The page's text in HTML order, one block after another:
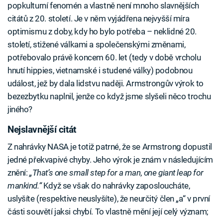
popkulturní fenomén a vlastně není mnoho slavnějších
citátů z 20. století. Je v něm vyjádřena nejvyšší míra
optimismu z doby, kdy ho bylo potřeba – neklidné 20.
století, stižené válkami a společenskými změnami,
potřebovalo právě koncem 60. let (tedy v době vrcholu
hnutí hippies, vietnamské i studené války) podobnou
událost, jež by dala lidstvu naději. Armstrongův výrok to
bezezbytku naplnil, jenže co když jsme slyšeli něco trochu
jiného?
Nejslavnější citát
Z nahrávky NASA je totiž patrné, že se Armstrong dopustil
jedné překvapivé chyby. Jeho výrok je znám v následujícím
znění: „That’s one small step for a man, one giant leap for
mankind.“Když se však do nahrávky zaposloucháte,
uslyšíte (respektive neuslyšíte), že neurčitý člen „a“ v první
části souvětí jaksi chybí. To vlastně mění její celý význam;